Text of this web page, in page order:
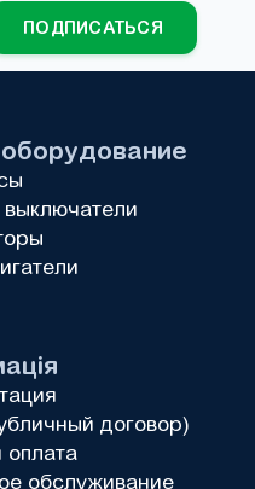
ПОДПИСАТЬСЯ
договор)
оплата
обслуживание